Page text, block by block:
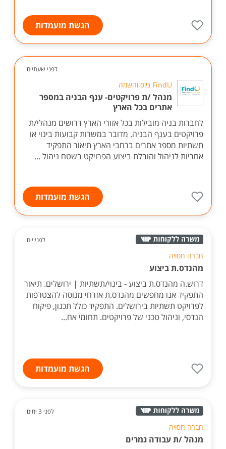
הגשת מועמדות
לפני שעתיים
FindU גיוס והשמה
מנהל /ת פרויקטים- ענף הבניה במספר
אתרים בכל הארץ
לחברות בניה מובילות בכל אזורי הארץ דרושים מנהלי/ת
פרויקטים בענף הבניה. מדובר במשרות קבועות בינוי או
תשתיות מספר אתרים ברחבי הארץ תיאור התפקיד
אחריות לניהול והובלת ביצוע הפרויקט בשטח ניהול ...
הגשת מועמדות
לפני יום
חברה חסויה
מהנדס.ת ביצוע
דרוש.ה מהנדס.ת ביצוע - בינוי/תשתיות | ירושלים. תיאור
התפקיד אנו מחפשים מהנדס.ת אזרחי מנוסה להצטרפות
לפרויקט תשתיות בירושלים. התפקיד כולל תכנון, פיקוח
הנדסי, וניהול טכני של פרויקטים. תחומי אח...
הגשת מועמדות
לפני 3 ימים
חברה חסויה
מנהל /ת עבודה גמרים